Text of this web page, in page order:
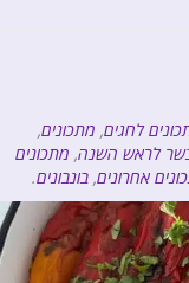
לחגים, מתכונים,
בשר לראש השנה, מתכונים
אחרונים, בונבונים.